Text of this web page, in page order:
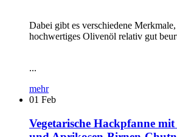
Dabei gibt es verschiedene
hochwertiges Olivenöl relativ gut
...
mehr
01 Feb
Vegetarische Hackpfanne